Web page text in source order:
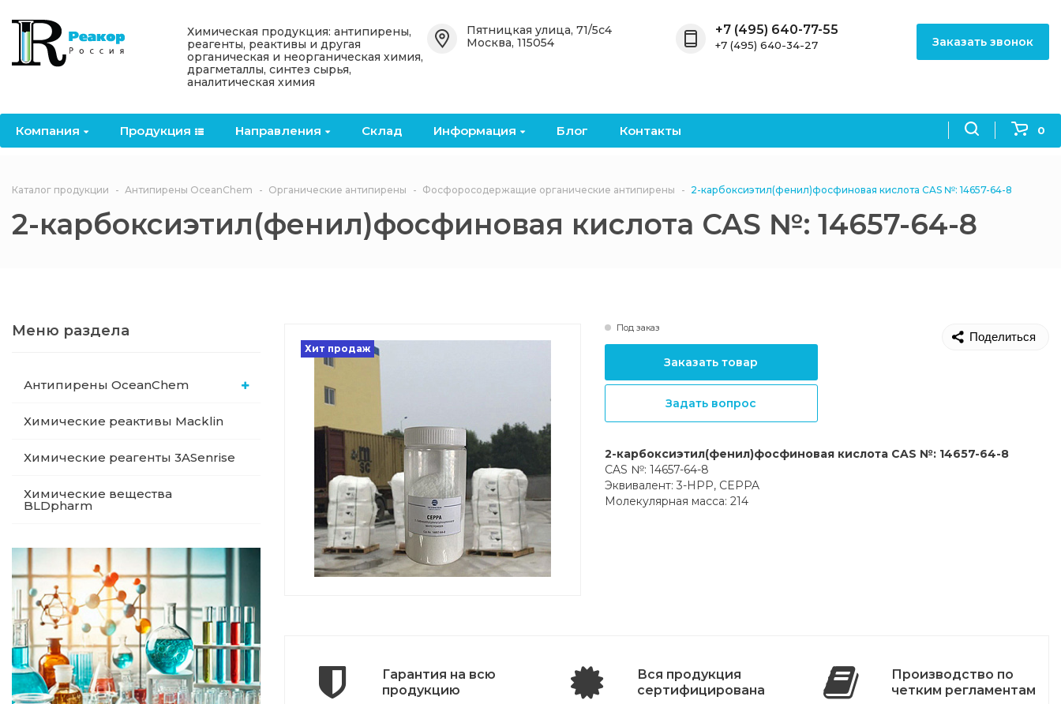
Компания Продукция Направления Склад Информация Блог Контакты
Назад
Компания
Лицензии
Документы
Филиалы
Назад
Продукция
OceanСhem
Антипирены OceanСhem
антипирены
органические антипирены
органические антипирены
Бромированные кислоты и
ангидриды
соли
Фосфоросодержащие
Химические реагенты
3ASenrise
Назад
Направления
Отвердители
Назад
Информация
Акции
Политика
конфиденциальности
0
Химическая продукция: антипирены,
реагенты, реактивы и другая
органическая и неорганическая химия,
драгметаллы, синтез сырья,
аналитическая химия
Пятницкая улица, 71/5с4
Москва, 115054
+7 (495) 640-77-55
+7 (495) 640-34-27 Заказать звонок
Каталог продукции Антипирены OceanСhem Органические антипирены Фосфоросодержащие органические антипирены 2-карбоксиэтил(фенил)фосфиновая кислота CAS №: 14657-64-8
2-карбоксиэтил(фенил)фосфиновая кислота CAS №: 14657-64-8
Меню раздела
Антипирены OceanСhem
Химические реактивы Macklin
Химические реагенты 3ASenrise
Химические вещества
BLDpharm
Хит продаж
Поделиться
Под заказ
Заказать товар
Задать вопрос
2-карбоксиэтил(фенил)фосфиновая кислота CAS №: 14657-64-8
CAS №: 14657-64-8
Эквивалент: 3-HPP, CEPPA
Молекулярная масса: 214
Гарантия на всю
продукцию
Вся продукция
сертифицирована
Производство по
четким регламентам